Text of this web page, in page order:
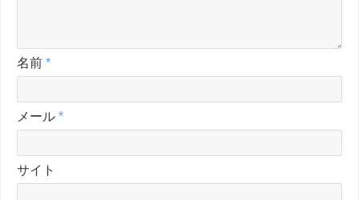
名前 *
メール *
サイト